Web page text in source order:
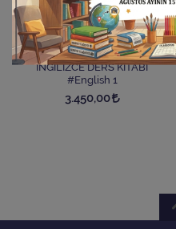
İNGİLİZCE DERS KİTABI
#English 1
3.450,00